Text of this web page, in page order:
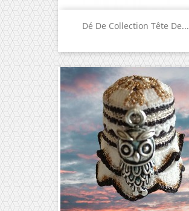
Dé De Collection Tête De...